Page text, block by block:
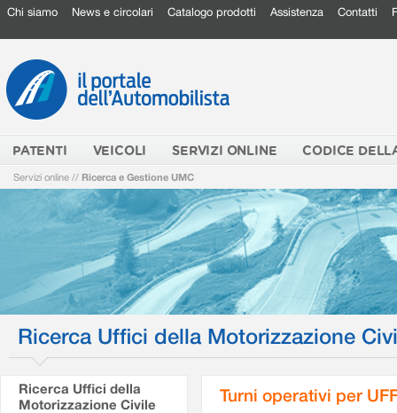
Chi siamo News e circolari Catalogo prodotti Assistenza Contatti
PATENTI VEICOLI SERVIZI ONLINE CODICE
Servizi online // Ricerca e Gestione UMC
Ricerca Uffici della Motorizzazione
Ricerca Uffici della
Motorizzazione Civile
Turni operativi per